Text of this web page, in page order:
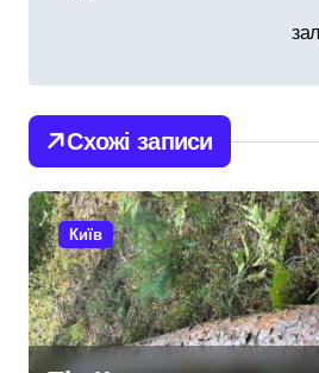
г
а
ц
і
я
з
Схожі записи
Київ